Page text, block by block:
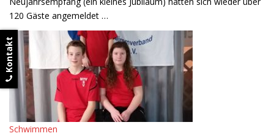
120 Gäste angemeldet …
Schwimmen
Kontakt